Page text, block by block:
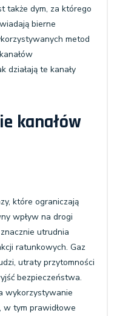
także dym, za którego
bierne
metod
działają te kanały
kanałów
które ograniczają
wpływ na drogi
utrudnia
ratunkowych. Gaz
utraty przytomności
bezpieczeństwa.
wykorzystywanie
w tym prawidłowe